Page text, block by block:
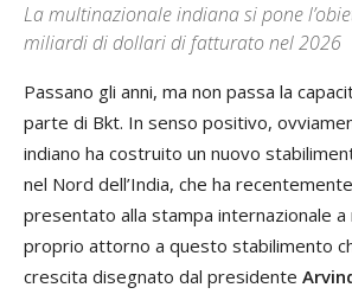
La multinazionale indiana si pone
miliardi di dollari di fatturato nel 2026
Passano gli anni, ma non passa la
parte di Bkt. In senso positivo,
indiano ha costruito un nuovo
nel Nord dell’India, che ha
presentato alla stampa internazionale a
proprio attorno a questo stabilimento
crescita disegnato dal presidente